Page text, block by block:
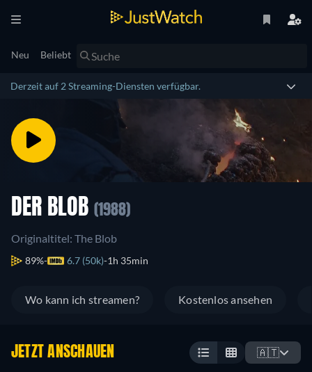
Neu Beliebt
Derzeit auf 2 Streaming-Diensten verfügbar.
DER BLOB (1988)
Originaltitel: The Blob
89% 6.7 (50k) 1h 35min
Wo kann ich streamen? Kostenlos ansehen
JETZT ANSCHAUEN 🇦🇹